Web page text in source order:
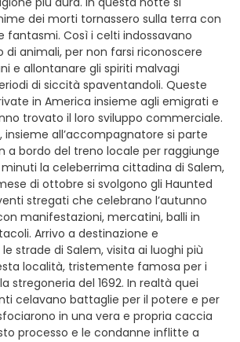
dei morti tornassero sulla terra con
fantasmi. Così i celti indossavano
di animali, per non farsi riconoscere
e allontanare gli spiriti malvagi
di siccità spaventandoli. Queste
in America insieme agli emigrati e
trovato il loro sviluppo commerciale.
insieme all’accompagnatore si parte
a bordo del treno locale per raggiunge
la celeberrima cittadina di Salem,
di ottobre si svolgono gli Haunted
stregati che celebrano l’autunno
manifestazioni, mercatini, balli in
Arrivo a destinazione e
strade di Salem, visita ai luoghi più
località, tristemente famosa per i
stregoneria del 1692. In realtà quei
celavano battaglie per il potere e per
in una vera e propria caccia
processo e le condanne inflitte a